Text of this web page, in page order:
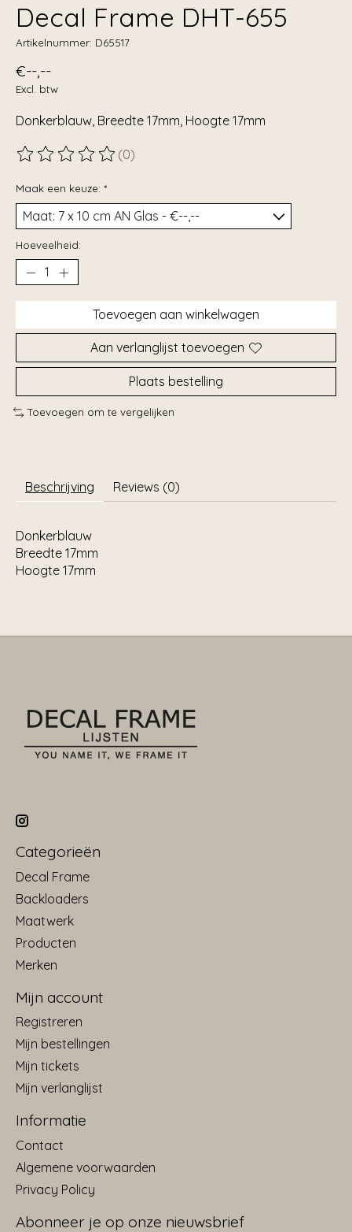
Decal Frame DHT-655
Artikelnummer: D65517
€--,--
Excl. btw
Donkerblauw, Breedte 17mm, Hoogte 17mm
De beoordeling van dit product is
(0)
Maak een keuze: *
Hoeveelheid:
Toevoegen aan winkelwagen
Aan verlanglijst toevoegen
Plaats bestelling
Toevoegen om te vergelijken
Beschrijving Reviews (0)
Donkerblauw
Breedte 17mm
Hoogte 17mm
Categorieën
Decal Frame
Backloaders
Maatwerk
Producten
Merken
Mijn account
Registreren
Mijn bestellingen
Mijn tickets
Mijn verlanglijst
Informatie
Contact
Algemene voorwaarden
Privacy Policy
Abonneer je op onze nieuwsbrief